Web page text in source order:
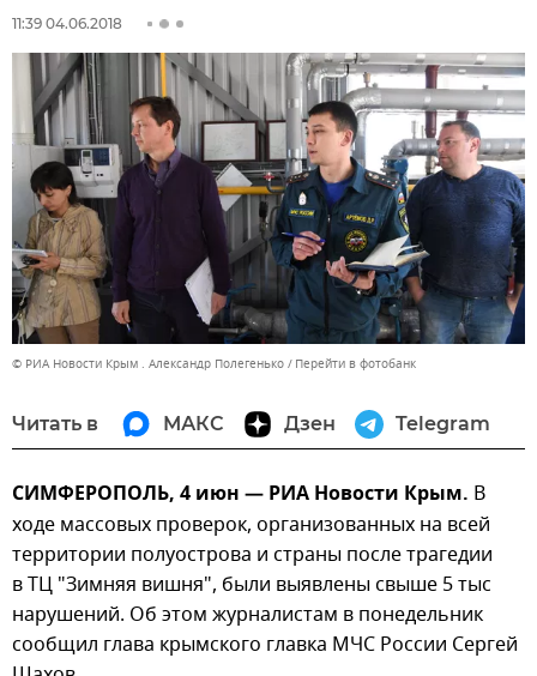
11:39 04.06.2018
© РИА Новости Крым . Александр Полегенько Перейти в фотобанк
Читать в МАКС Дзен Telegram
СИМФЕРОПОЛЬ, 4 июн — РИА Новости Крым. В
ходе массовых проверок, организованных на всей
территории полуострова и страны после трагедии
в ТЦ "Зимняя вишня", были выявлены свыше 5 тыс
нарушений. Об этом журналистам в понедельник
сообщил глава крымского главка МЧС России Сергей